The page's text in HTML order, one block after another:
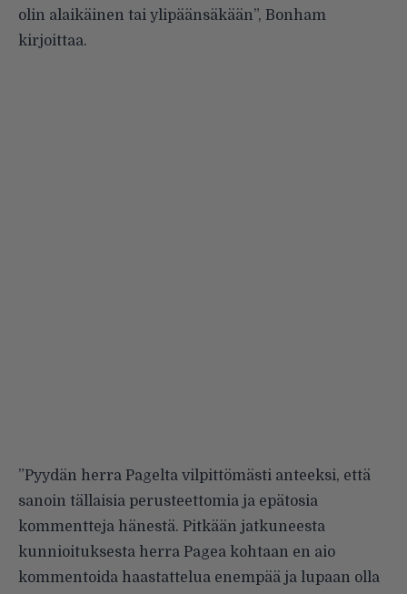
olin alaikäinen tai ylipäänsäkään”, Bonham
kirjoittaa.
”Pyydän herra Pagelta vilpittömästi anteeksi, että
sanoin tällaisia perusteettomia ja epätosia
kommentteja hänestä. Pitkään jatkuneesta
kunnioituksesta herra Pagea kohtaan en aio
kommentoida haastattelua enempää ja lupaan olla